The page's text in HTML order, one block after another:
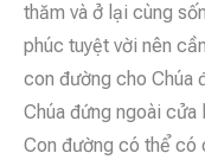
thăm và ở lại cùng
phúc tuyệt vời nên
con đường cho Chúa
Chúa đứng ngoài cửa
Con đường có thể có